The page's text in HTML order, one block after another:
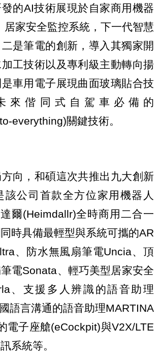
的AI技術展現於自家商用機器
居家安全監控系統，下一代智慧
是筆電的創新，導入其獨家開
工技術以及專利級主動轉向揚
車用電子展現曲面玻璃貼合技
來偕同式自駕車必備的
everything)關鍵技術。
向，和碩這次共推出九大創新
該公司首款全方位家用機器人
爾(Heimdallr)全時商用二合一
時具備最輕型與系統可攜的AR
、防水無風扇筆電Uncia、頂
電Sonata、輕巧美型居家安全
、支援多人辨識的語音助理
語言溝通的語音助理MARTINA
電子座艙(eCockpit)與V2X/LTE
系統等。